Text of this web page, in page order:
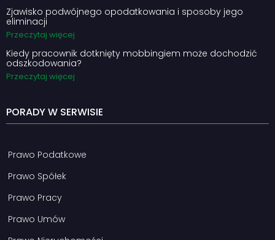
Zjawisko podwójnego opodatkowania i sposoby jego
eliminacji
Przeczytaj więcej
Kiedy pracownik dotknięty mobbingiem może dochodzić
odszkodowania?
Przeczytaj więcej
PORADY W SERWISIE
Prawo Podatkowe
Prawo Spółek
Prawo Pracy
Prawo Umów